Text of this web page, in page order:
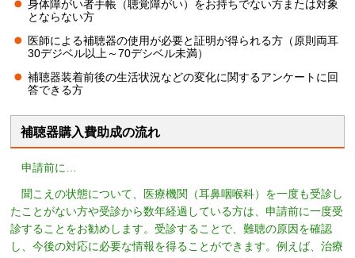
身体障がい者手帳（聴覚障がい）をお持ちでない方または対象
とならない方
医師による補聴器の使用が必要と証明が得られる方（原則両耳
30デジベル以上～70デシベル未満）
補聴器装着前後の生活状況などの変化に関するアンケートに回
答できる方
補聴器購入費助成の流れ
申請前に…
聞こえの状態について、医療機関（耳鼻咽喉科）を一度も受診し
たことがない方や受診から数年経過している方は、申請前に一度受
診することをお勧めします。受診することで、難聴の原因を確認
し、今後の対応に必要な情報を得ることができます。例えば、治療